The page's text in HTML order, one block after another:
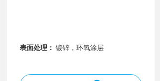
表面处理：镀锌，环氧涂层